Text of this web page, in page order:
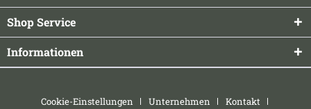
Shop Service
Informationen
Cookie-Einstellungen Unternehmen
Kontakt